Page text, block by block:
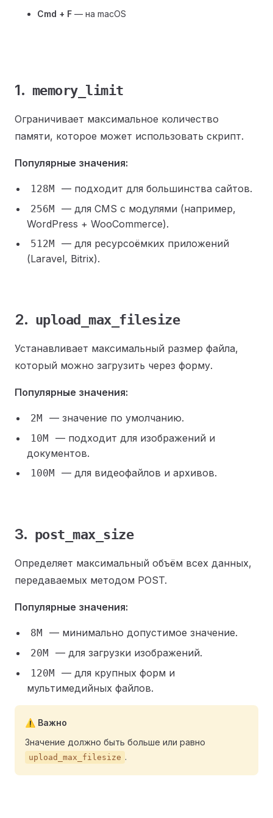
Cmd + F — на macOS
1. memory_limit
Ограничивает максимальное количество
памяти, которое может использовать скрипт.
Популярные значения:
128M — подходит для большинства сайтов.
256M
— для CMS с модулями (например,
WordPress + WooCommerce).
512M
— для ресурсоёмких приложений
(Laravel, Bitrix).
2. upload_max_filesize
Устанавливает максимальный размер файла,
который можно загрузить через форму.
Популярные значения:
2M — значение по умолчанию.
10M
— подходит для изображений и
документов.
100M — для видеофайлов и архивов.
3. post_max_size
Определяет максимальный объём всех данных,
передаваемых методом POST.
Популярные значения:
8M — минимально допустимое значение.
20M — для загрузки изображений.
120M
— для крупных форм и
мультимедийных файлов.
⚠️ Важно
Значение должно быть больше или равно
upload_max_filesize .